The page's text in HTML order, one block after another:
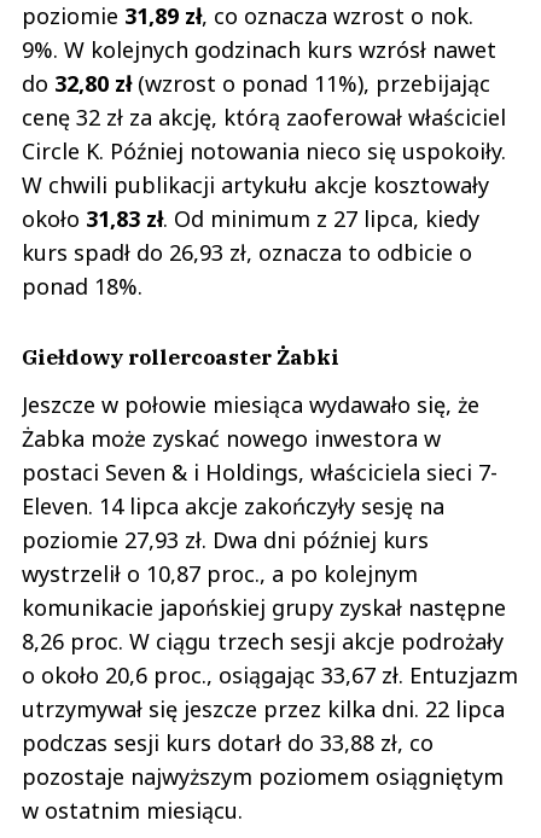
poziomie 31,89 zł, co oznacza wzrost o nok.
9%. W kolejnych godzinach kurs wzrósł nawet
do 32,80 zł (wzrost o ponad 11%), przebijając
cenę 32 zł za akcję, którą zaoferował właściciel
Circle K. Później notowania nieco się uspokoiły.
W chwili publikacji artykułu akcje kosztowały
około 31,83 zł. Od minimum z 27 lipca, kiedy
kurs spadł do 26,93 zł, oznacza to odbicie o
ponad 18%.
Giełdowy rollercoaster Żabki
Jeszcze w połowie miesiąca wydawało się, że
Żabka może zyskać nowego inwestora w
postaci Seven & i Holdings, właściciela sieci 7-
Eleven. 14 lipca akcje zakończyły sesję na
poziomie 27,93 zł. Dwa dni później kurs
wystrzelił o 10,87 proc., a po kolejnym
komunikacie japońskiej grupy zyskał następne
8,26 proc. W ciągu trzech sesji akcje podrożały
o około 20,6 proc., osiągając 33,67 zł. Entuzjazm
utrzymywał się jeszcze przez kilka dni. 22 lipca
podczas sesji kurs dotarł do 33,88 zł, co
pozostaje najwyższym poziomem osiągniętym
w ostatnim miesiącu.